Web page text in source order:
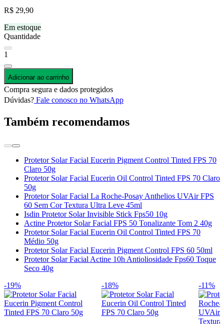
R$ 29,90
Em estoque
Quantidade
1
Adicionar ao carrinho
Compra segura e dados protegidos
Dúvidas? Fale conosco no WhatsApp
Também recomendamos
Protetor Solar Facial Eucerin Pigment Control Tinted FPS 70
Claro 50g
Protetor Solar Facial Eucerin Oil Control Tinted FPS 70 Claro
50g
Protetor Solar Facial La Roche-Posay Anthelios UVAir FPS
60 Sem Cor Textura Ultra Leve 45ml
Isdin Protetor Solar Invisible Stick Fps50 10g
Actine Protetor Solar Facial FPS 50 Tonalizante Tom 2 40g
Protetor Solar Facial Eucerin Oil Control Tinted FPS 70
Médio 50g
Protetor Solar Facial Eucerin Pigment Control FPS 60 50ml
Protetor Solar Facial Actine 10h Antioliosidade Fps60 Toque
Seco 40g
-19%
-18% -11%